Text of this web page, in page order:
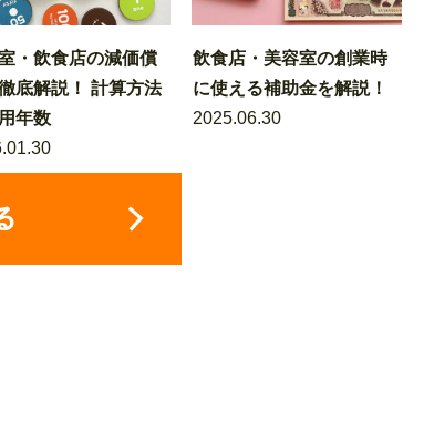
・飲食店の減価償
底解説！ 計算方法
年数
飲食店・美容室の創業時
に使える補助金を解説！
2025.06.30